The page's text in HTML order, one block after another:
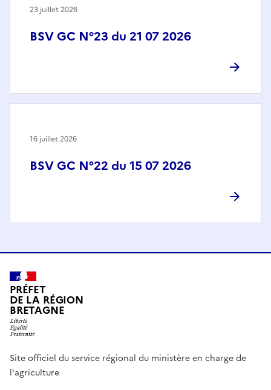
BSV GC N°23 du 21 07 2026
23 juillet 2026
BSV GC N°22 du 15 07 2026
16 juillet 2026
PRÉFET
DE LA RÉGION
BRETAGNE
Site officiel du service régional du ministère en charge de
l'agriculture